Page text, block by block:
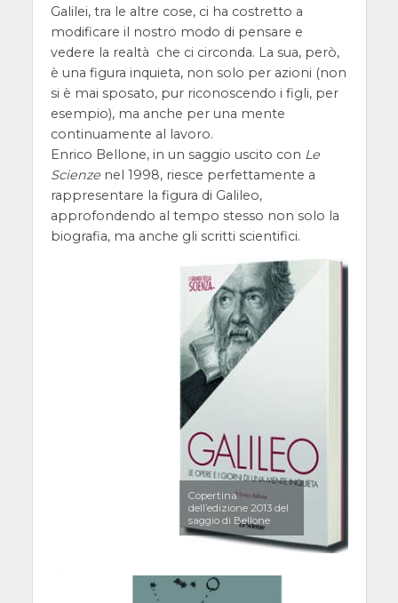
Galilei, tra le altre cose, ci ha costretto a
modificare il nostro modo di pensare e
vedere la realtà che ci circonda. La sua, però,
è una figura inquieta, non solo per azioni (non
si è mai sposato, pur riconoscendo i figli, per
esempio), ma anche per una mente
continuamente al lavoro.
Enrico Bellone, in un saggio uscito con Le
Scienzenel 1998, riesce perfettamente a
rappresentare la figura di Galileo,
approfondendo al tempo stesso non solo la
biografia, ma anche gli scritti scientifici.
Copertina
dell’edizione 2013 del
saggio di Bellone